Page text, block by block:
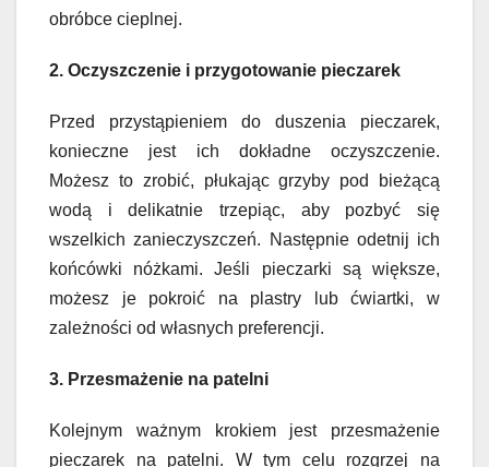
obróbce cieplnej.
2. Oczyszczenie i przygotowanie pieczarek
Przed przystąpieniem do duszenia pieczarek,
konieczne jest ich dokładne oczyszczenie.
Możesz to zrobić, płukając grzyby pod bieżącą
wodą i delikatnie trzepiąc, aby pozbyć się
wszelkich zanieczyszczeń. Następnie odetnij ich
końcówki nóżkami. Jeśli pieczarki są większe,
możesz je pokroić na plastry lub ćwiartki, w
zależności od własnych preferencji.
3. Przesmażenie na patelni
Kolejnym ważnym krokiem jest przesmażenie
pieczarek na patelni. W tym celu rozgrzej na